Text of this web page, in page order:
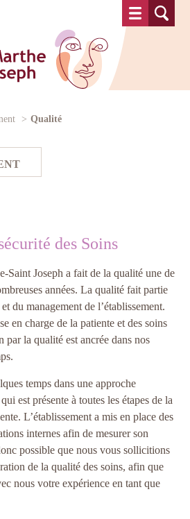
Clinique Sainte Marthe Saint
Qualité
des Soins
Saint Joseph a fait de la qualité une de
années. La qualité fait partie
du management de l’établissement.
en charge de la patiente et des soins
par la qualité est ancrée dans nos
temps dans une approche
est présente à toutes les étapes de la
L’établissement a mis en place des
internes afin de mesurer son
possible que nous vous sollicitions
de la qualité des soins, afin que
nous votre expérience en tant que